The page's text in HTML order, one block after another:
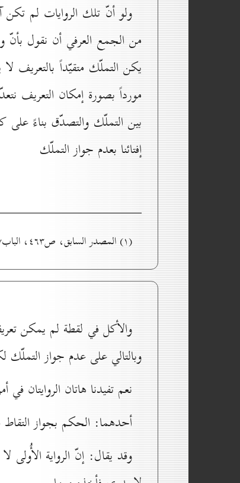
ولو أنّ تلك الروايات لم تكن
من الجمع العرفي أن نقول
يكن التملّك متقيّداً بالتعريف
مورداً بصورة إمكان التعريف
بين التملّك والتصدّق بناءً على
إفتائنا بعدم جواز التملّك
(۱) المصدر السابق، ص٤٦۳، الباب۱۷ من كتاب اللقطة، ح۱.
والأكل في لقطة لم يمكن
وبالتالي على عدم جواز التملّك
نعم تفيدنا هاتان الروايتان في
أحدهما: الحكم بجواز
وقد يقال: إنّ الرواية